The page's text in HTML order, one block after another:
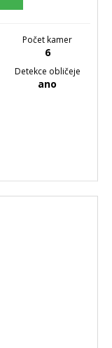
Počet kamer
6
Detekce obličeje
ano